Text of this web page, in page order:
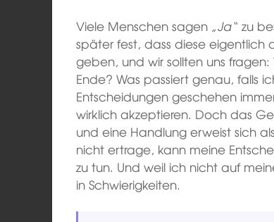
Viele Menschen sagen „Ja“ zu
später fest, dass diese eigentlich
geben, und wir sollten uns
Ende? Was passiert genau, falls
Entscheidungen geschehen
wirklich akzeptieren. Doch das
und eine Handlung erweist sich
nicht ertrage, kann meine
zu tun. Und weil ich nicht auf
in Schwierigkeiten.